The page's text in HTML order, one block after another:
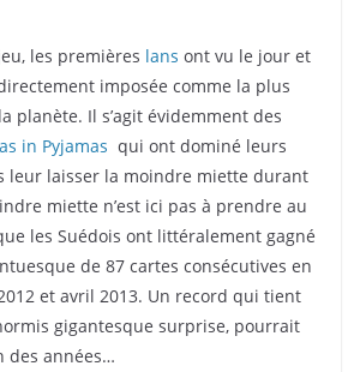
les premières lans ont vu le jour et
imposée comme la plus
planète. Il s’agit évidemment des
in Pyjamas qui ont dominé leurs
leur laisser la moindre miette durant
miette n’est ici pas à prendre au
les Suédois ont littéralement gagné
de 87 cartes consécutives en
et avril 2013. Un record qui tient
gigantesque surprise, pourrait
des années…